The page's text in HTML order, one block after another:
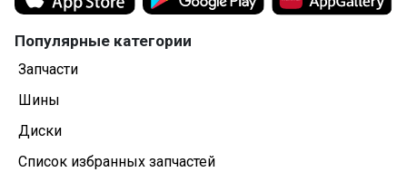
Популярные категории
Запчасти
Шины
Диски
Список избранных запчастей